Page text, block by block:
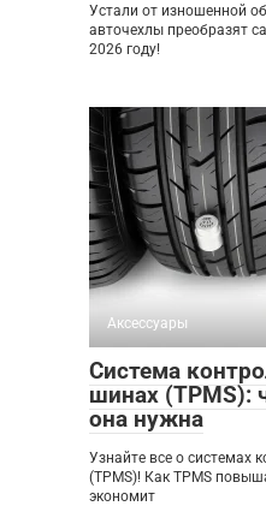
Устали от изношенной
авточехлы преобразят
2026 году!
Аксессуары
Система
шинах (TPMS):
она нужна
Узнайте все о системах
(TPMS)! Как TPMS
экономит